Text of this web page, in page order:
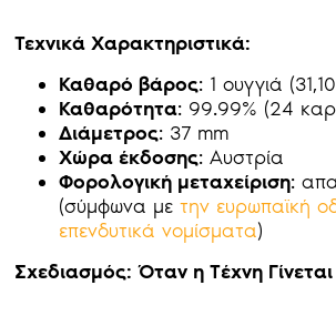
Τεχνικά Χαρακτηριστικά:
Καθαρό βάρος: 1 ουγγιά
Καθαρότητα: 99.99% (24
Διάμετρος: 37 mm
Χώρα έκδοσης: Αυστρία
Φορολογική μεταχείριση:
(σύμφωνα μετην ευρωπαϊκή
επενδυτικά νομίσματα)
Σχεδιασμός: Όταν η Τέχνη